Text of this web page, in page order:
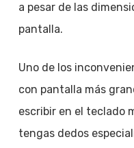
a pesar de las
pantalla.
Uno de los
con pantalla más
escribir en el teclado
tengas dedos